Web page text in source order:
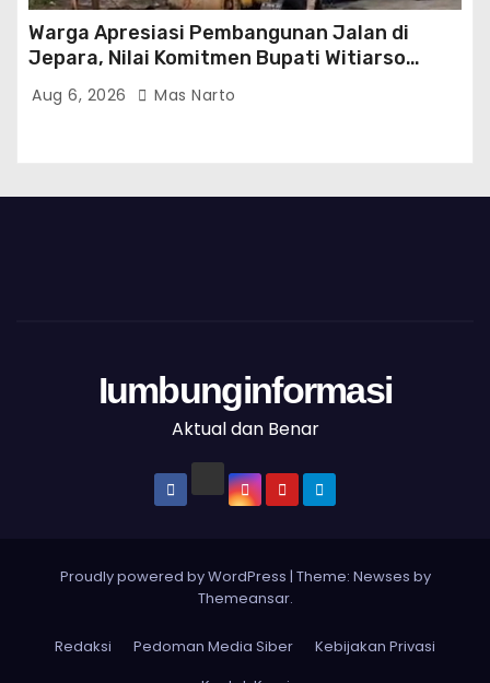
Warga Apresiasi Pembangunan Jalan di
Jepara, Nilai Komitmen Bupati Witiarso
Tingkatkan Infrastruktur dan Perekonomian
Aug 6, 2026 Mas Narto
Iumbunginformasi
Aktual dan Benar
Proudly powered by WordPress | Theme: Newses by
Themeansar.
Redaksi Pedoman Media Siber
Kebijakan Privasi